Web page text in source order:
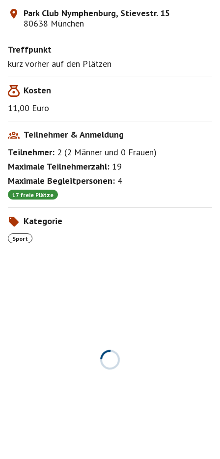
Park Club Nymphenburg, Stievestr. 15
80638 München
Treffpunkt
kurz vorher auf den Plätzen
Kosten
11,00 Euro
Teilnehmer & Anmeldung
Teilnehmer: 2 (2 Männer und 0 Frauen)
Maximale Teilnehmerzahl: 19
Maximale Begleitpersonen: 4
17 freie Plätze
Kategorie
Sport